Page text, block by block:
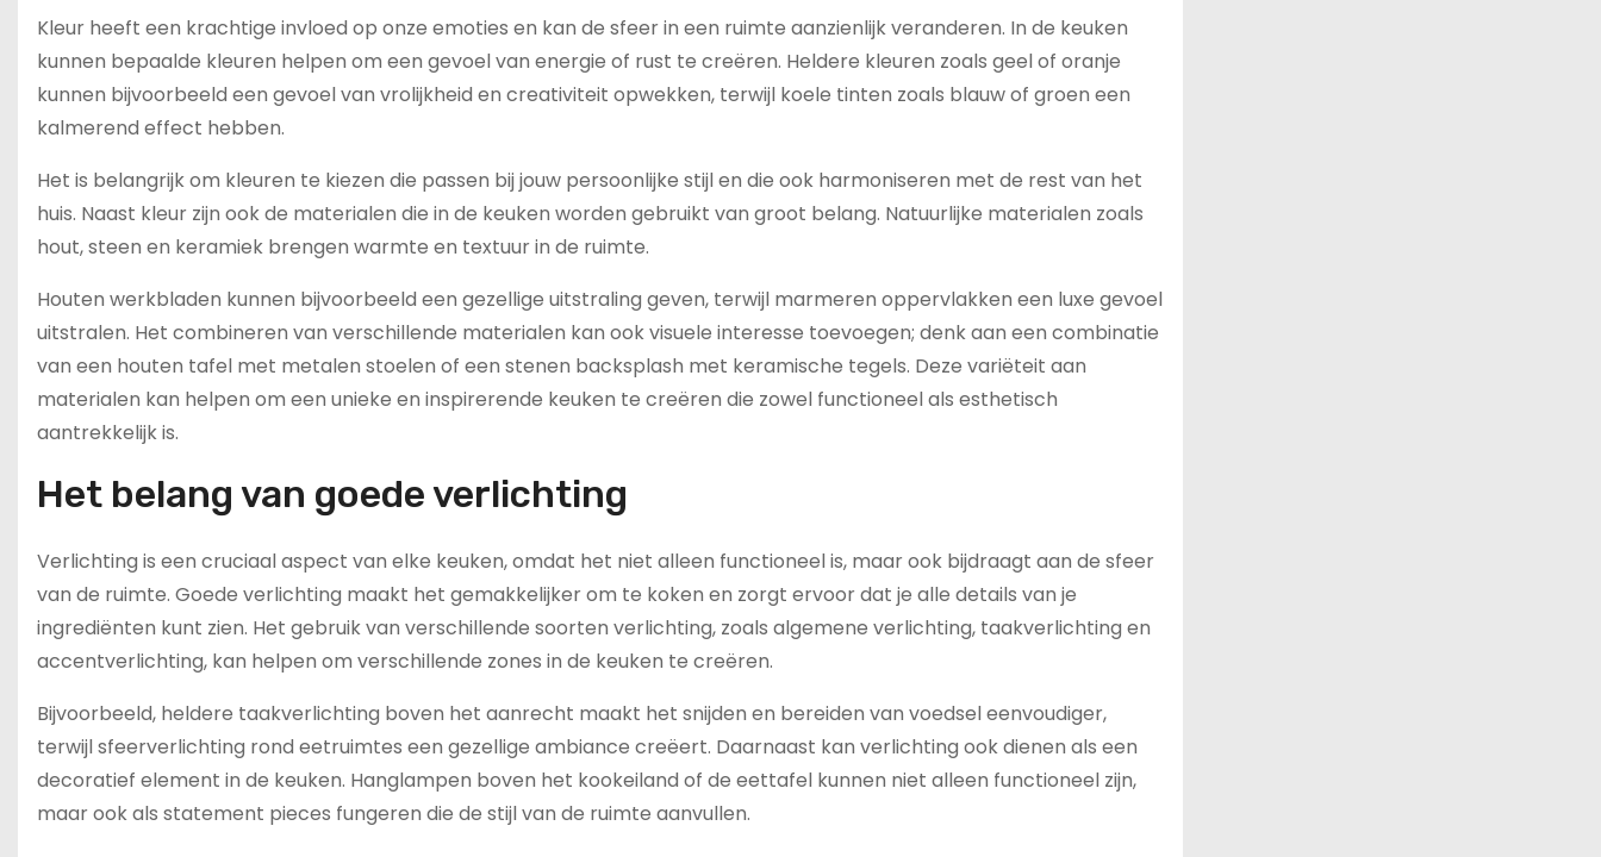
Kleur heeft een krachtige invloed op onze emoties en kan de sfeer in een ruimte aanzienlijk veranderen. In de keuken
kunnen bepaalde kleuren helpen om een gevoel van energie of rust te creëren. Heldere kleuren zoals geel of oranje
kunnen bijvoorbeeld een gevoel van vrolijkheid en creativiteit opwekken, terwijl koele tinten zoals blauw of groen een
kalmerend effect hebben.
Het is belangrijk om kleuren te kiezen die passen bij jouw persoonlijke stijl en die ook harmoniseren met de rest van het
huis. Naast kleur zijn ook de materialen die in de keuken worden gebruikt van groot belang. Natuurlijke materialen zoals
hout, steen en keramiek brengen warmte en textuur in de ruimte.
Houten werkbladen kunnen bijvoorbeeld een gezellige uitstraling geven, terwijl marmeren oppervlakken een luxe gevoel
uitstralen. Het combineren van verschillende materialen kan ook visuele interesse toevoegen; denk aan een combinatie
van een houten tafel met metalen stoelen of een stenen backsplash met keramische tegels. Deze variëteit aan
materialen kan helpen om een unieke en inspirerende keuken te creëren die zowel functioneel als esthetisch
aantrekkelijk is.
Het belang van goede verlichting
Verlichting is een cruciaal aspect van elke keuken, omdat het niet alleen functioneel is, maar ook bijdraagt aan de sfeer
van de ruimte. Goede verlichting maakt het gemakkelijker om te koken en zorgt ervoor dat je alle details van je
ingrediënten kunt zien. Het gebruik van verschillende soorten verlichting, zoals algemene verlichting, taakverlichting en
accentverlichting, kan helpen om verschillende zones in de keuken te creëren.
Bijvoorbeeld, heldere taakverlichting boven het aanrecht maakt het snijden en bereiden van voedsel eenvoudiger,
terwijl sfeerverlichting rond eetruimtes een gezellige ambiance creëert. Daarnaast kan verlichting ook dienen als een
decoratief element in de keuken. Hanglampen boven het kookeiland of de eettafel kunnen niet alleen functioneel zijn,
maar ook als statement pieces fungeren die de stijl van de ruimte aanvullen.